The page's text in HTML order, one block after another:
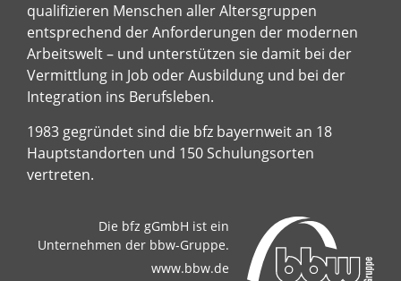
qualifizieren Menschen aller Altersgruppen
entsprechend der Anforderungen der modernen
Arbeitswelt – und unterstützen sie damit bei der
Vermittlung in Job oder Ausbildung und bei der
Integration ins Berufsleben.
1983 gegründet sind die bfz bayernweit an 18
Hauptstandorten und 150 Schulungsorten
vertreten.
Die bfz gGmbH ist ein
Unternehmen der bbw-Gruppe.
www.bbw.de